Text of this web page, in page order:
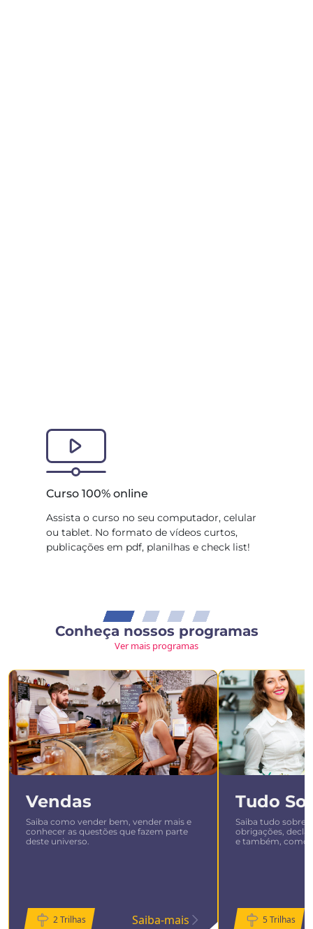
Slide 1 of 4
Curso 100% online
Assista o curso no seu computador, celular
ou tablet. No formato de vídeos curtos,
publicações em pdf, planilhas e check list!
Conheça nossos programas
Ver mais programas
Slide 1 of 6
Vendas
Saiba como vender bem, vender mais e
conhecer as questões que fazem parte
deste universo.
2 Trilhas Saiba-mais
Tudo
Saiba tudo sobre
obrigações,
e também, como
5 Trilhas